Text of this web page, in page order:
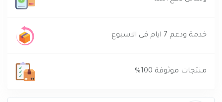
خدمة ودعم 7 ايام في الاسبوع
منتجات موثوقة 100%